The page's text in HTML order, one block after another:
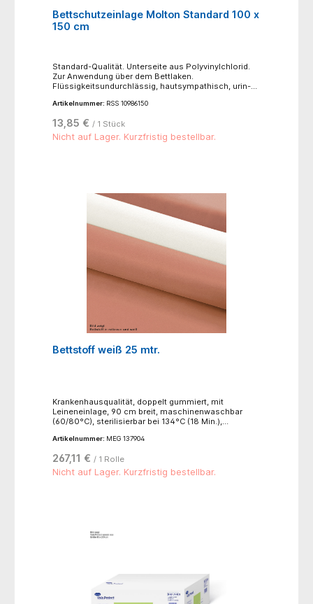
Bettschutzeinlage Molton Standard 100 x
150 cm
Standard-Qualität. Unterseite aus Polyvinylchlorid.
Zur Anwendung über dem Bettlaken.
Flüssigkeitsundurchlässig, hautsympathisch, urin-
nicht bügeln- nicht bleichen- trocknen möglich,
Trocknungsprozess
Artikelnummer: RSS 10986150
13,85 € / 1 Stück
Nicht auf Lager. Kurzfristig bestellbar.
Bettstoff weiß 25 mtr.
Krankenhausqualität, doppelt gummiert, mit
Leineneinlage, 90 cm breit, maschinenwaschbar
(60/80°C), sterilisierbar bei 134°C (18 Min.),
bei Raumtemperatur gelagert werden, nicht
Artikelnummer: MEG 137904
267,11 € / 1 Rolle
Nicht auf Lager. Kurzfristig bestellbar.